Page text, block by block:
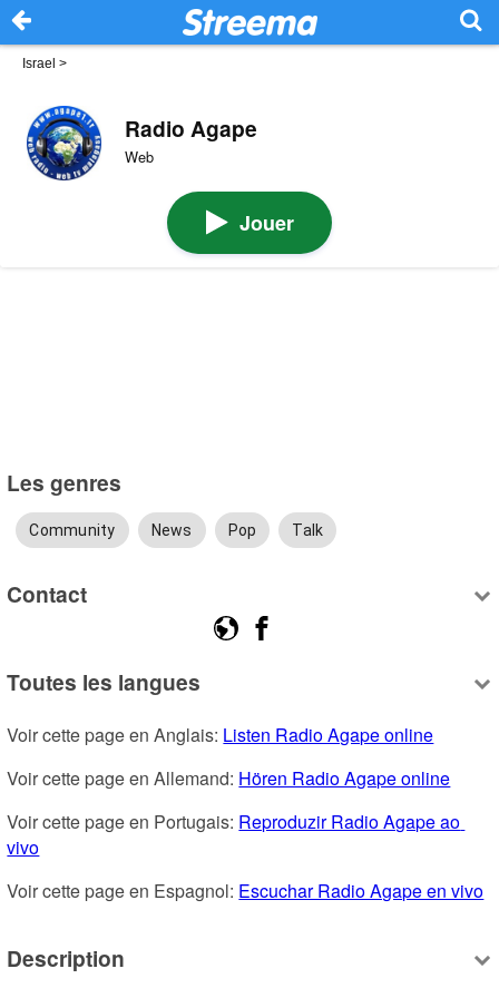
Israel >
Radio Agape
Web
Jouer
Les genres
Community News Pop Talk
Contact
Toutes les langues
Voir cette page en Anglais: Listen Radio Agape online
Voir cette page en Allemand: Hören Radio Agape online
Voir cette page en Portugais: Reproduzir Radio Agape ao
vivo
Voir cette page en Espagnol: Escuchar Radio Agape en vivo
Description